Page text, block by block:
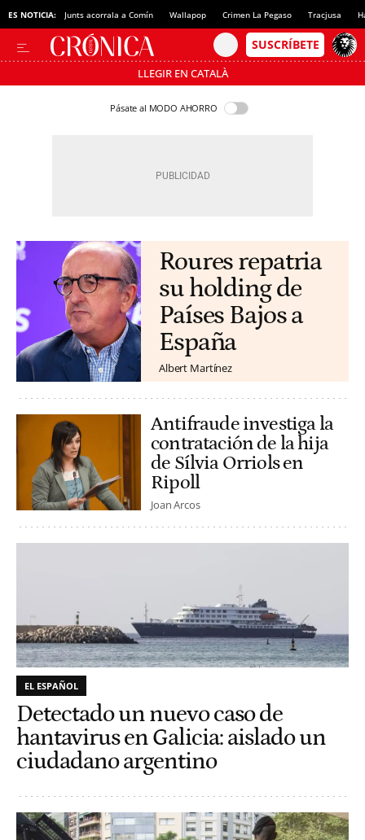
ES NOTICIA: Junts acorrala a Comín Wallapop Crimen La Pegaso Tracjusa
LLEGIR EN CATALÀ
Pásate al MODO AHORRO
Roures repatria
su holding de
Países Bajos a
España
Albert Martínez
Antifraude investiga la
contratación de la hija
de Sílvia Orriols en
Ripoll
Joan Arcos
EL ESPAÑOL
Detectado un nuevo caso de
hantavirus en Galicia: aislado un
ciudadano argentino